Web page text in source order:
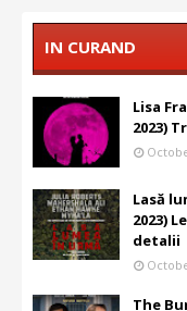
IN CURAND
Lisa
2023)
Lasă
2023)
detalii
The